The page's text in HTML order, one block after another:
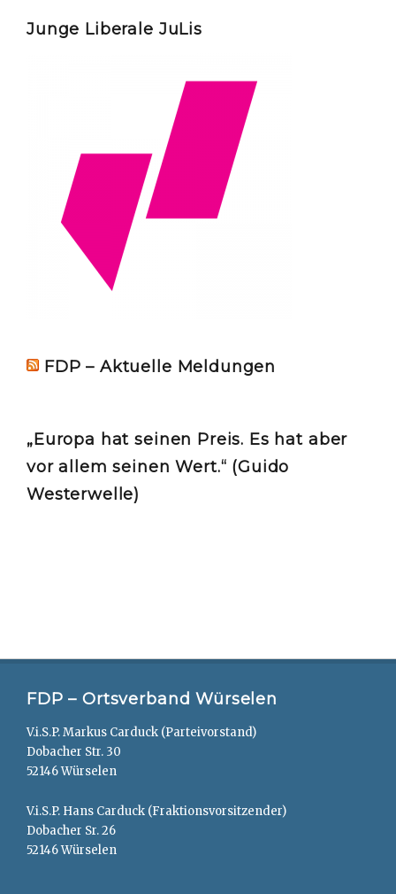
Junge Liberale JuLis
FDP – Aktuelle Meldungen
„Europa hat seinen Preis. Es hat aber
vor allem seinen Wert.“ (Guido
Westerwelle)
FDP – Ortsverband Würselen
V.i.S.P. Markus Carduck (Parteivorstand)
Dobacher Str. 30
52146 Würselen
V.i.S.P. Hans Carduck (Fraktionsvorsitzender)
Dobacher Sr. 26
52146 Würselen